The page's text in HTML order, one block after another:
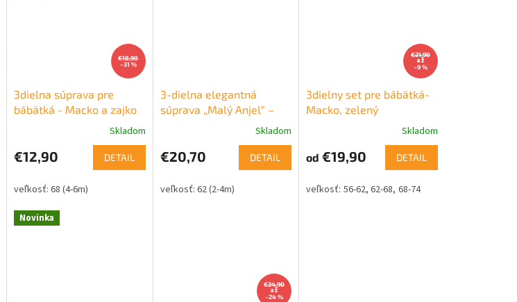
€18,90
–31 %
3dielna súprava pre
bábätká - Macko a zajko
Skladom
€12,90 DETAIL
68 (4-6m)
3-dielna elegantná
súprava „Malý Anjel“ –
Skladom
€20,70 DETAIL
62 (2-4m)
€21,90
až
–9 %
3dielny set pre bábätká-
Macko, zelený
Skladom
od €19,90 DETAIL
56-62 62-68 68-74
Novinka
€24,90
až
–24 %